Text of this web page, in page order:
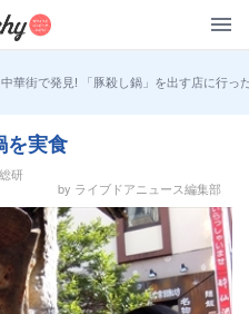
中華街で発見! 「豚殺し鍋」を出す店に行っ
を実食
研
by ライブドアニュース編集部